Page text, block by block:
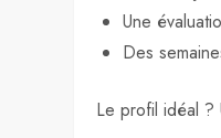
Une
Des
Le profil idéal ?